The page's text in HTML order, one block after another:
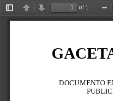
Toggle
Sidebar
PreviousNext
of 1
DOCUMENTO